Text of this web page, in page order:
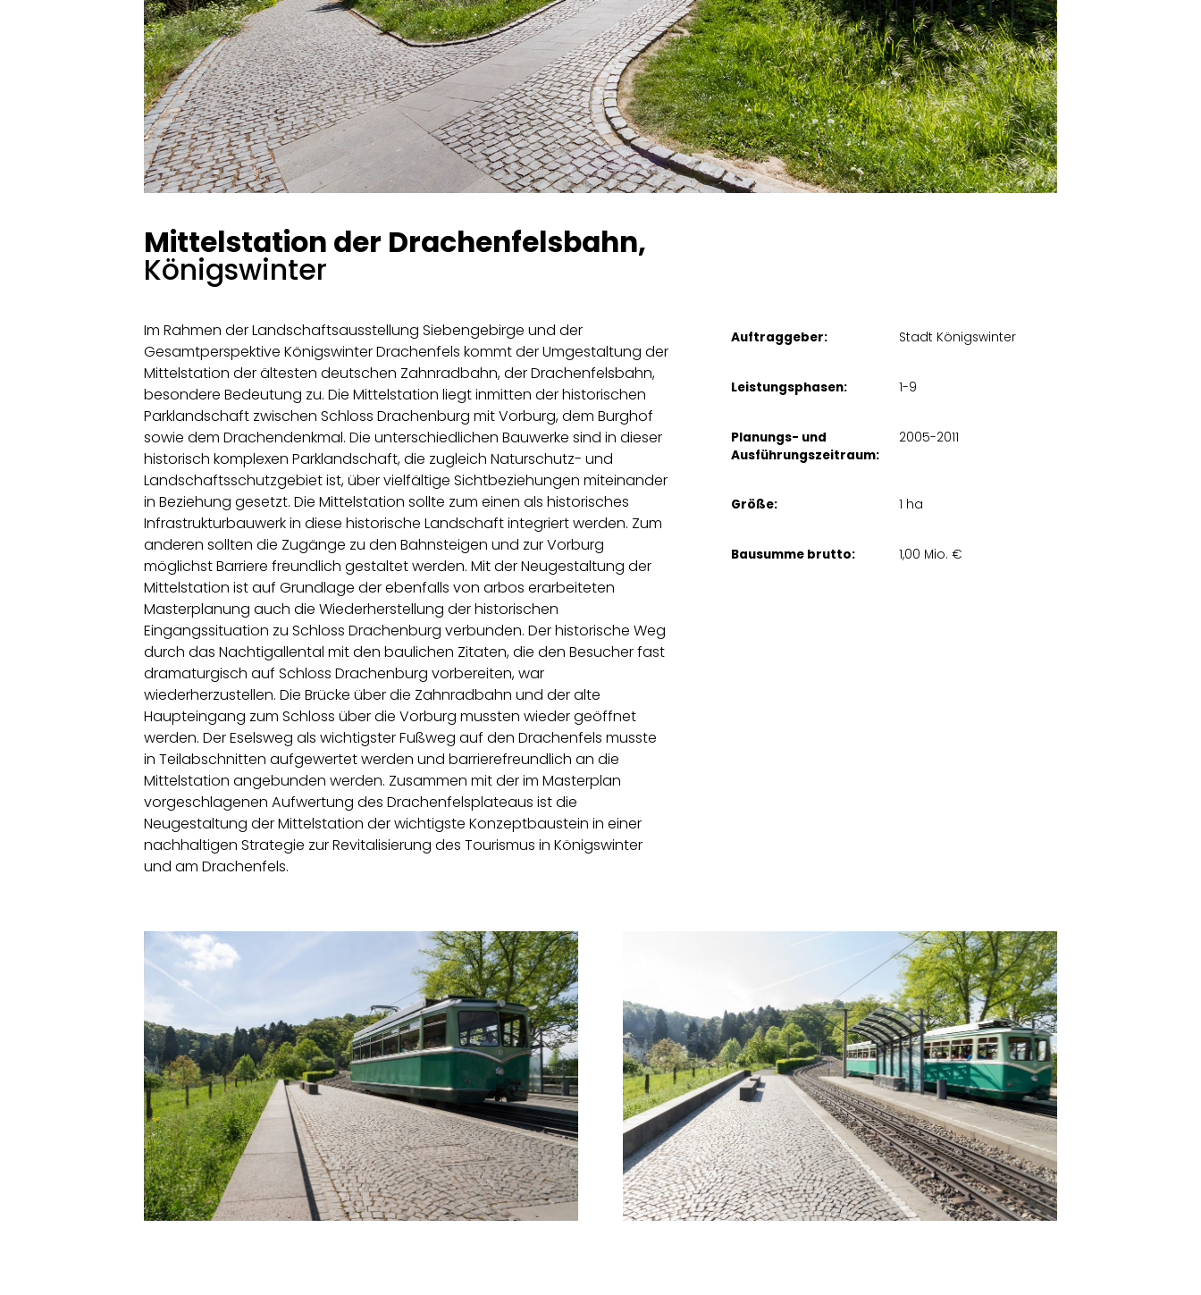
Mittelstation der Drachenfelsbahn,
Königswinter
Im Rahmen der Landschaftsausstellung Siebengebirge und der
Gesamtperspektive Königswinter Drachenfels kommt der Umgestaltung der
Mittelstation der ältesten deutschen Zahnradbahn, der Drachenfelsbahn,
besondere Bedeutung zu. Die Mittelstation liegt inmitten der historischen
Parklandschaft zwischen Schloss Drachenburg mit Vorburg, dem Burghof
sowie dem Drachendenkmal. Die unterschiedlichen Bauwerke sind in dieser
historisch komplexen Parklandschaft, die zugleich Naturschutz- und
Landschaftsschutzgebiet ist, über vielfältige Sichtbeziehungen miteinander
in Beziehung gesetzt. Die Mittelstation sollte zum einen als historisches
Infrastrukturbauwerk in diese historische Landschaft integriert werden. Zum
anderen sollten die Zugänge zu den Bahnsteigen und zur Vorburg
möglichst Barriere freundlich gestaltet werden. Mit der Neugestaltung der
Mittelstation ist auf Grundlage der ebenfalls von arbos erarbeiteten
Masterplanung auch die Wiederherstellung der historischen
Eingangssituation zu Schloss Drachenburg verbunden. Der historische Weg
durch das Nachtigallental mit den baulichen Zitaten, die den Besucher fast
dramaturgisch auf Schloss Drachenburg vorbereiten, war
wiederherzustellen. Die Brücke über die Zahnradbahn und der alte
Haupteingang zum Schloss über die Vorburg mussten wieder geöffnet
werden. Der Eselsweg als wichtigster Fußweg auf den Drachenfels musste
in Teilabschnitten aufgewertet werden und barrierefreundlich an die
Mittelstation angebunden werden. Zusammen mit der im Masterplan
vorgeschlagenen Aufwertung des Drachenfelsplateaus ist die
Neugestaltung der Mittelstation der wichtigste Konzeptbaustein in einer
nachhaltigen Strategie zur Revitalisierung des Tourismus in Königswinter
und am Drachenfels.
Auftraggeber:
Leistungsphasen:
Planungs- und
Ausführungszeitraum:
Größe:
Bausumme brutto:
Stadt Königswinter
1-9
2005-2011
1 ha
1,00 Mio. €